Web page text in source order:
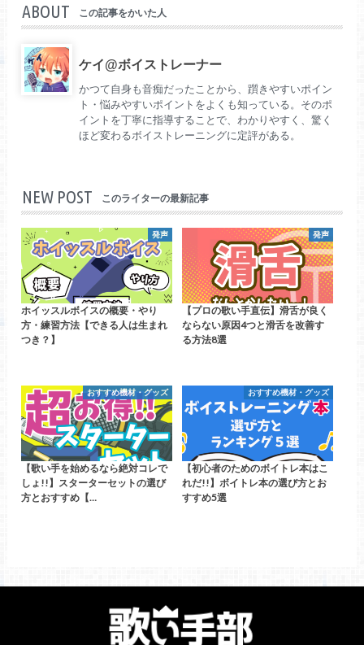
ABOUT この記事をかいた人
ケイ@ボイストレーナー
かつて自身も音痴だったことから、躓きやすいポイン
ト・悩みやすいポイントをよくも知っている。そのポ
イントを丁寧に指導することで、わかりやすく、驚く
ほど変わるボイストレーニングに定評がある。
NEW POST このライターの最新記事
発声
ホイッスルボイスの概要・やり
方・練習方法【できる人は生まれ
つき？】
発声
【プロの歌い手直伝】滑舌が良く
ならない原因4つと滑舌を改善す
る方法8選
おすすめ機材・グッズ
【歌い手を始めるなら絶対コレで
しょ!!】スターターセットの選び
方とおすすめ【…
おすすめ機材・グッズ
【初心者のためのボイトレ本はこ
れだ!!】ボイトレ本の選び方とお
すすめ5選